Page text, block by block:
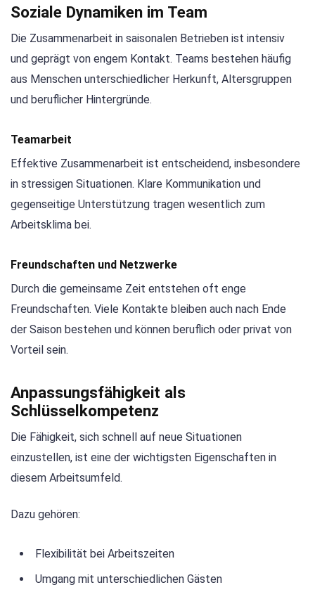
Soziale Dynamiken im Team
Die Zusammenarbeit in saisonalen Betrieben ist intensiv
und geprägt von engem Kontakt. Teams bestehen häufig
aus Menschen unterschiedlicher Herkunft, Altersgruppen
und beruflicher Hintergründe.
Teamarbeit
Effektive Zusammenarbeit ist entscheidend, insbesondere
in stressigen Situationen. Klare Kommunikation und
gegenseitige Unterstützung tragen wesentlich zum
Arbeitsklima bei.
Freundschaften und Netzwerke
Durch die gemeinsame Zeit entstehen oft enge
Freundschaften. Viele Kontakte bleiben auch nach Ende
der Saison bestehen und können beruflich oder privat von
Vorteil sein.
Anpassungsfähigkeit als
Schlüsselkompetenz
Die Fähigkeit, sich schnell auf neue Situationen
einzustellen, ist eine der wichtigsten Eigenschaften in
diesem Arbeitsumfeld.
Dazu gehören:
Flexibilität bei Arbeitszeiten
Umgang mit unterschiedlichen Gästen